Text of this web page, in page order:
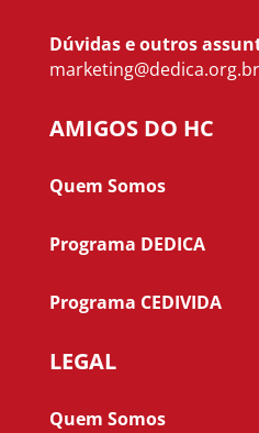
Dúvidas e outros
marketing@dedica.org.br
AMIGOS DO HC
Quem Somos
Programa DEDICA
Programa CEDIVIDA
LEGAL
Quem Somos